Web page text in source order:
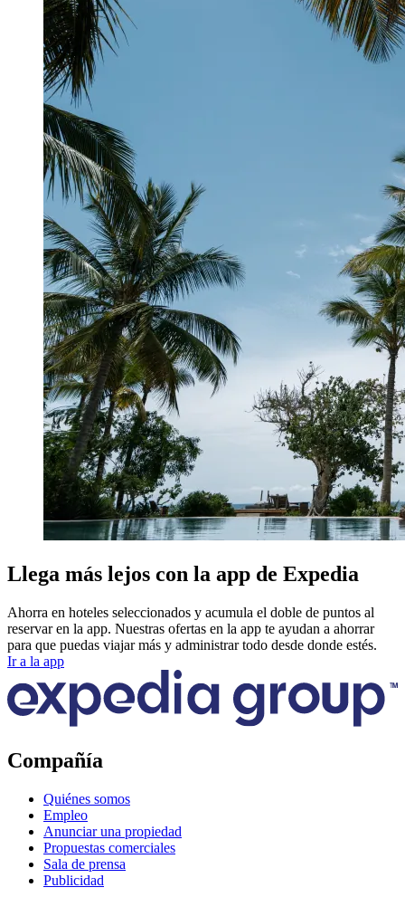
Llega más lejos con la app de Expedia
Ahorra en hoteles seleccionados y acumula el doble de puntos al
reservar en la app. Nuestras ofertas en la app te ayudan a ahorrar
para que puedas viajar más y administrar todo desde donde estés.
Ir a la app
Compañía
Quiénes somos
Empleo
Anunciar una propiedad
Propuestas comerciales
Sala de prensa
Publicidad